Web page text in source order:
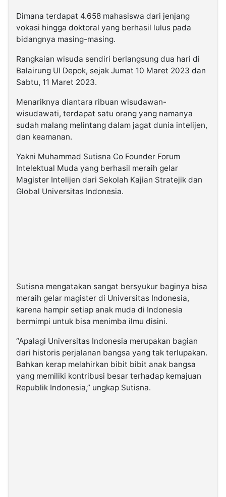
Dimana terdapat 4.658 mahasiswa dari jenjang
vokasi hingga doktoral yang berhasil lulus pada
bidangnya masing-masing.
Rangkaian wisuda sendiri berlangsung dua hari di
Balairung UI Depok, sejak Jumat 10 Maret 2023 dan
Sabtu, 11 Maret 2023.
Menariknya diantara ribuan wisudawan-
wisudawati, terdapat satu orang yang namanya
sudah malang melintang dalam jagat dunia intelijen,
dan keamanan.
Yakni Muhammad Sutisna Co Founder Forum
Intelektual Muda yang berhasil meraih gelar
Magister Intelijen dari Sekolah Kajian Stratejik dan
Global Universitas Indonesia.
Sutisna mengatakan sangat bersyukur baginya bisa
meraih gelar magister di Universitas Indonesia,
karena hampir setiap anak muda di Indonesia
bermimpi untuk bisa menimba ilmu disini.
“Apalagi Universitas Indonesia merupakan bagian
dari historis perjalanan bangsa yang tak terlupakan.
Bahkan kerap melahirkan bibit bibit anak bangsa
yang memiliki kontribusi besar terhadap kemajuan
Republik Indonesia,” ungkap Sutisna.